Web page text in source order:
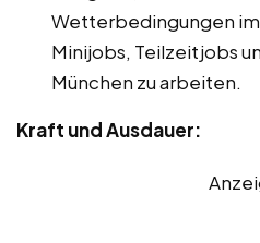
Wetterbedingungen
Minijobs, Teilzeitjobs
München zu arbeiten.
Kraft und Ausdauer: